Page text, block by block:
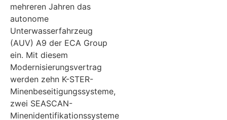
mehreren Jahren das
autonome
Unterwasserfahrzeug
(AUV) A9 der ECA Group
ein. Mit diesem
Modernisierungsvertrag
werden zehn K-STER-
Minenbeseitigungssysteme,
zwei SEASCAN-
Minenidentifikationssysteme